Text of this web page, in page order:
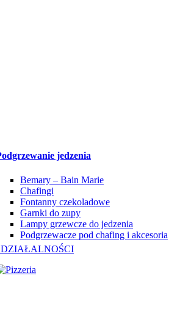
jedzenia
Bemary – Bain Marie
Chafingi
Fontanny czekoladowe
Garnki do zupy
Lampy grzewcze do jedzenia
Podgrzewacze pod chafing i akcesoria